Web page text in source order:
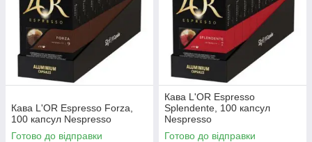
Кава L'OR Espresso Forza,
100 капсул Nespresso
Готово до відправки
Кава L'OR Espresso
Splendente, 100 капсул
Nespresso
Готово до відправки